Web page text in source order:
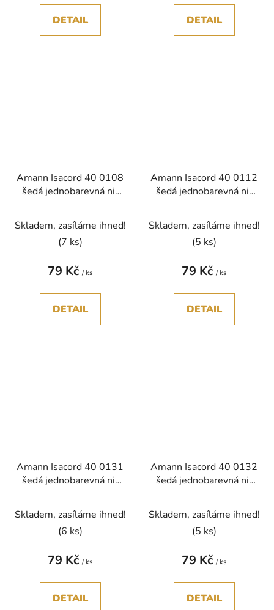
DETAIL DETAIL
Amann Isacord 40 0108
šedá jednobarevná nit
Skladem, zasíláme ihned!
(7 ks)
79 Kč / ks
DETAIL
Amann Isacord 40 0112
šedá jednobarevná nit
Skladem, zasíláme ihned!
(5 ks)
79 Kč / ks
DETAIL
Amann Isacord 40 0131
šedá jednobarevná nit
Skladem, zasíláme ihned!
(6 ks)
79 Kč / ks
DETAIL
Amann Isacord 40 0132
šedá jednobarevná nit
Skladem, zasíláme ihned!
(5 ks)
79 Kč / ks
DETAIL